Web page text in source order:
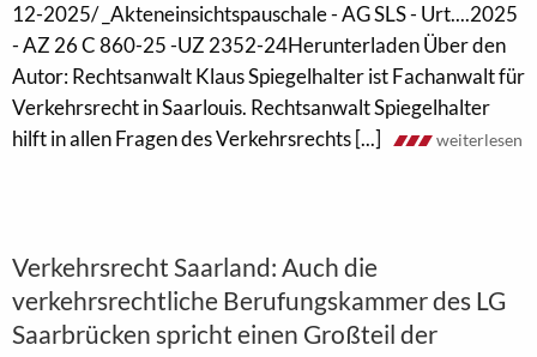
12-2025/ _Akteneinsichtspauschale - AG SLS - Urt....2025
- AZ 26 C 860-25 -UZ 2352-24Herunterladen Über den
Autor: Rechtsanwalt Klaus Spiegelhalter ist Fachanwalt für
Verkehrsrecht in Saarlouis. Rechtsanwalt Spiegelhalter
hilft in allen Fragen des Verkehrsrechts [...]
weiterlesen
Verkehrsrecht Saarland: Auch die
verkehrsrechtliche Berufungskammer des LG
Saarbrücken spricht einen Großteil der